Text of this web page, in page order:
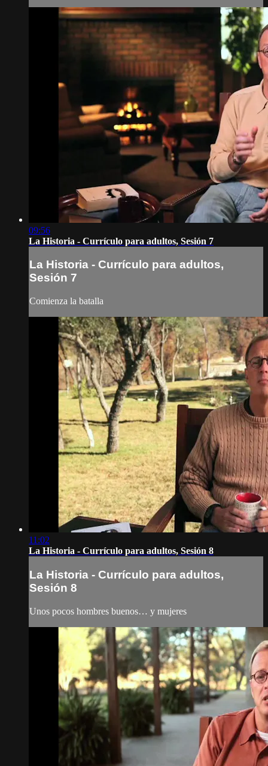
09:56
La Historia - Currículo para adultos, Sesión 7
La Historia - Currículo para adultos,
Sesión 7
Comienza la batalla
11:02
La Historia - Currículo para adultos, Sesión 8
La Historia - Currículo para adultos,
Sesión 8
Unos pocos hombres buenos… y mujeres